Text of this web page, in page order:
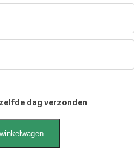
dag verzonden